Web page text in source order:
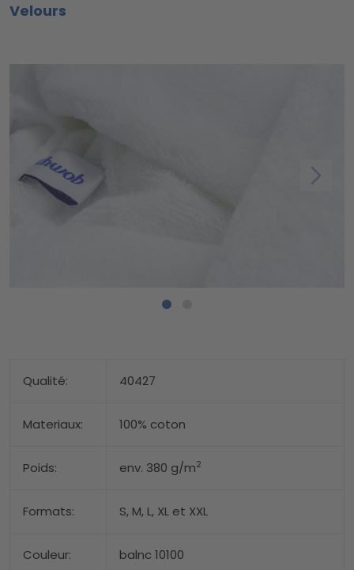
Velours
Qualité: 40427
Materiaux: 100% coton
Poids: env. 380 g/m2
Formats: S, M, L, XL et XXL
Couleur: balnc 10100